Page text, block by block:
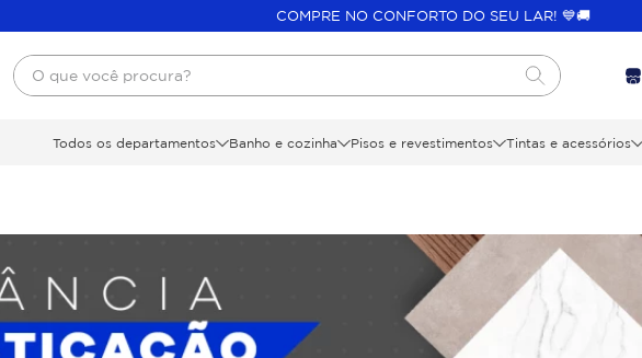
COMPRE NO CONFORTO DO SEU LAR! 💙🚚
O que você procura?
Todos os departamentos Banho e cozinha Pisos e revestimentos Tintas e acessórios